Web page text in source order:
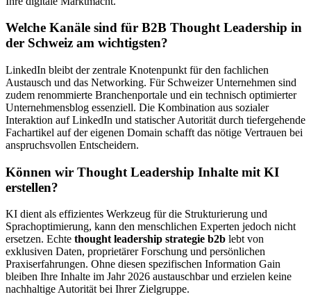
Welche Kanäle sind für B2B Thought Leadership in
der Schweiz am wichtigsten?
LinkedIn bleibt der zentrale Knotenpunkt für den fachlichen
Austausch und das Networking. Für Schweizer Unternehmen sind
zudem renommierte Branchenportale und ein technisch optimierter
Unternehmensblog essenziell. Die Kombination aus sozialer
Interaktion auf LinkedIn und statischer Autorität durch tiefergehende
Fachartikel auf der eigenen Domain schafft das nötige Vertrauen bei
anspruchsvollen Entscheidern.
Können wir Thought Leadership Inhalte mit KI
erstellen?
KI dient als effizientes Werkzeug für die Strukturierung und
Sprachoptimierung, kann den menschlichen Experten jedoch nicht
ersetzen. Echte thought leadership strategie b2b lebt von
exklusiven Daten, proprietärer Forschung und persönlichen
Praxiserfahrungen. Ohne diesen spezifischen Information Gain
bleiben Ihre Inhalte im Jahr 2026 austauschbar und erzielen keine
nachhaltige Autorität bei Ihrer Zielgruppe.